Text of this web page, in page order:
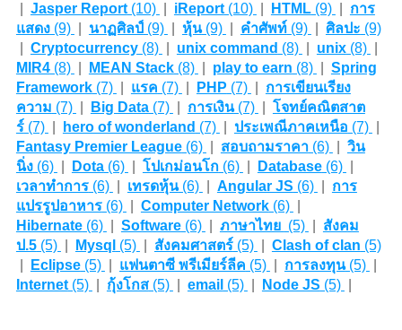
Jasper Report(10) iReport(10) HTML(9)
การ
แสดง(9) นาฏศิลป์ (9) หุ้น(9) คำศัพท์(9) ศิลปะ (9)
Cryptocurrency(8) unix command (8) unix(8)
MIR4(8) MEAN Stack(8) play to earn (8)
Spring
Framework(7) แรค (7) PHP (7)
การเขียนเรียง
ความ (7) Big Data(7) การเงิน(7)
โจทย์คณิตสาต
ร์(7) hero of wonderland (7) ประเพณีภาคเหนือ (7)
Fantasy Premier League(6) สอบถามราคา(6)
วิน
นิ่ง(6) Dota(6) โปเกม่อนโก(6) Database(6)
เวลาทำการ(6) เทรดหุ้น(6) Angular JS (6)
การ
แปรรูปอาหาร(6) Computer Network(6)
Hibernate(6) Software(6) ภาษาไทย (5)
สังคม
ป.5(5) Mysql (5) สังคมศาสตร์(5) Clash of clan (5)
Eclipse(5) แฟนตาซี พรีเมียร์ลีค (5) การลงทุน(5)
Internet(5) กุ้งโกส(5) email (5) Node JS (5)